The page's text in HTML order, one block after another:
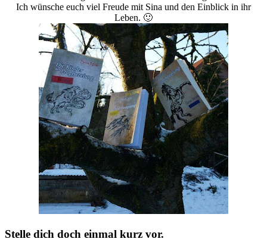
Ich wünsche euch viel Freude mit Sina und den Einblick in ihr
Leben. 🙂
Stelle dich doch einmal kurz vor.